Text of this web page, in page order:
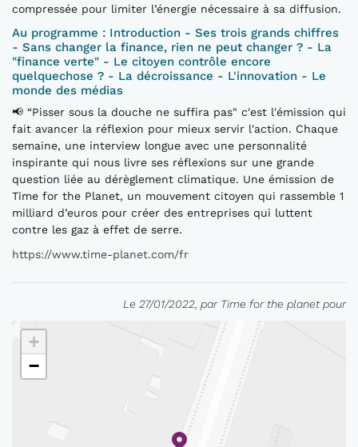
compressée pour limiter l’énergie nécessaire à sa diffusion.
Au programme : Introduction - Ses trois grands chiffres
- Sans changer la finance, rien ne peut changer ? - La
"finance verte" - Le citoyen contrôle encore
quelquechose ? - La décroissance - L'innovation - Le
monde des médias
📢 “Pisser sous la douche ne suffira pas" c'est l'émission qui
fait avancer la réflexion pour mieux servir l'action. Chaque
semaine, une interview longue avec une personnalité
inspirante qui nous livre ses réflexions sur une grande
question liée au dérèglement climatique. Une émission de
Time for the Planet, un mouvement citoyen qui rassemble 1
milliard d’euros pour créer des entreprises qui luttent
contre les gaz à effet de serre.
https://www.time-planet.com/fr
Le 27/01/2022, par Time for the planet pour
+
−